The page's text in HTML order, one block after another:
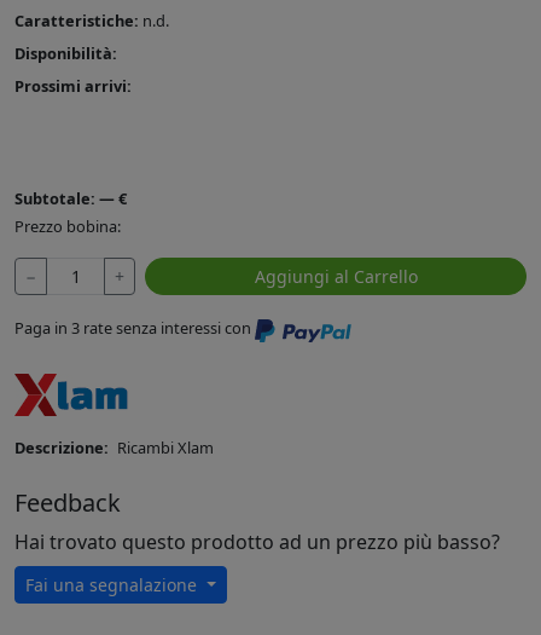
Caratteristiche: n.d.
Disponibilità:
Prossimi arrivi:
Subtotale: —€
Prezzo bobina:
− + Aggiungi al Carrello
Paga in 3 rate senza interessi con
Descrizione: Ricambi Xlam
Feedback
Hai trovato questo prodotto ad un prezzo più basso?
Fai una segnalazione